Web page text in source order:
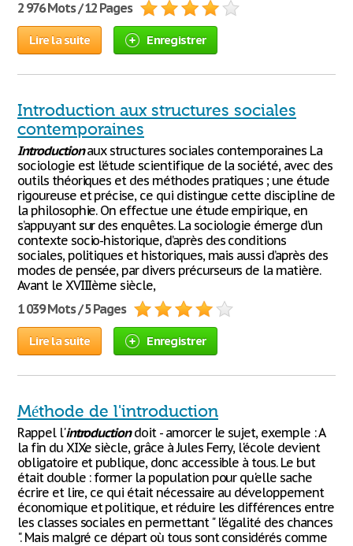
2 976 Mots / 12 Pages
Lire la suite Enregistrer
Introduction aux structures sociales
contemporaines
Introductionaux structures sociales contemporaines La
sociologie est l’étude scientifique de la société, avec des
outils théoriques et des méthodes pratiques ; une étude
rigoureuse et précise, ce qui distingue cette discipline de
la philosophie. On effectue une étude empirique, en
s’appuyant sur des enquêtes. La sociologie émerge d’un
contexte socio-historique, d’après des conditions
sociales, politiques et historiques, mais aussi d’après des
modes de pensée, par divers précurseurs de la matière.
Avant le XVIIIème siècle,
1 039 Mots / 5 Pages
Lire la suite Enregistrer
Méthode de l'introduction
Rappel l'introductiondoit - amorcer le sujet, exemple : A
la fin du XIXe siècle, grâce à Jules Ferry, l'école devient
obligatoire et publique, donc accessible à tous. Le but
était double : former la population pour qu'elle sache
écrire et lire, ce qui était nécessaire au développement
économique et politique, et réduire les différences entre
les classes sociales en permettant " l'égalité des chances
". Mais malgré ce départ où tous sont considérés comme